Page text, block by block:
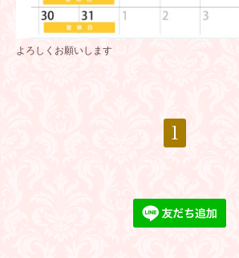
よろしくお願いします
1